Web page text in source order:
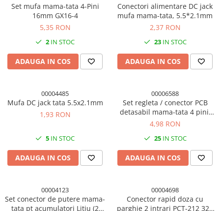
Set mufa mama-tata 4-Pini
16mm GX16-4
5,35 RON
2 IN STOC
ADAUGA IN COS
Conectori alimentare DC jack
mufa mama-tata, 5.5*2.1mm
2,37 RON
23IN STOC
ADAUGA IN COS
00004485
Mufa DC jack tata 5.5x2.1mm
1,93 RON
5 IN STOC
ADAUGA IN COS
00006588
Set regleta / conector PCB
detasabil mama-tata 4 pini,
pas 5mm, 2EDG/2EDGRK (1
4,98 RON
25IN STOC
ADAUGA IN COS
00004123
Set conector de putere mama-
tata pt acumulatori Litiu (2
00004698
Conector rapid doza cu
parghie 2 intrari PCT-212 32A